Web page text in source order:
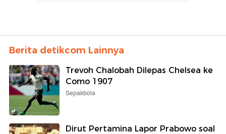
Berita detikcom Lainnya
Trevoh Chalobah Dilepas Chelsea ke
Como 1907
Sepakbola
Dirut Pertamina Lapor Prabowo soal